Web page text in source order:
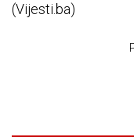
(Vijesti.ba)